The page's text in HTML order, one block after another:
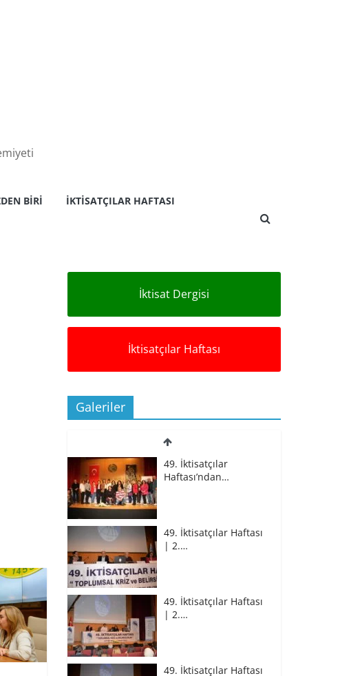
BIRI İKTISATÇILAR HAFTASI
İktisat Dergisi
İktisatçılar Haftası
Galeriler
49. İktisatçılar
Haftası’ndan…
49. İktisatçılar Haftası
| 2.…
49. İktisatçılar Haftası
| 2.…
49. İktisatçılar Haftası